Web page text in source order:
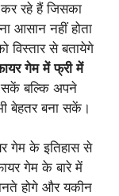
रहे हैं जिसका
आसान नहीं होता
से बतायेगे
गेम में फ्री में
सकें बल्कि अपने
बेहतर बना सकें।
गेम के इतिहास से
गेम के बारे में
होगे और यकीन